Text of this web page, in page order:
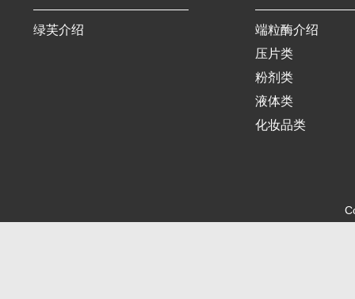
绿芙介绍
端粒酶介绍
压片类
粉剂类
液体类
化妆品类